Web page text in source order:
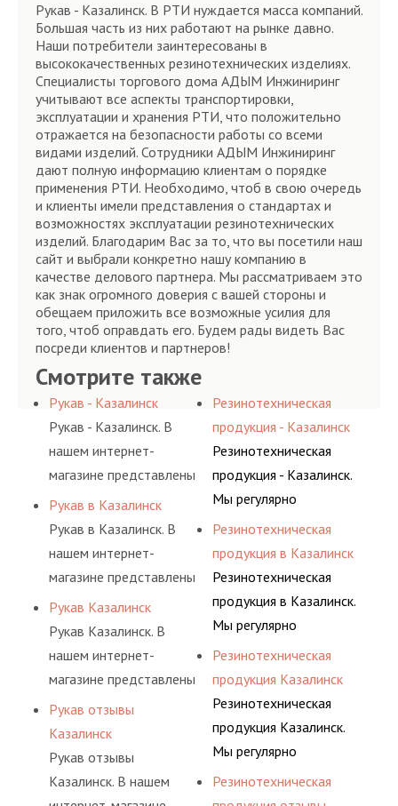
Рукав - Казалинск. В РТИ нуждается масса компаний.
Большая часть из них работают на рынке давно.
Наши потребители заинтересованы в
высококачественных резинотехнических изделиях.
Специалисты торгового дома АДЫМ Инжиниринг
учитывают все аспекты транспортировки,
эксплуатации и хранения РТИ, что положительно
отражается на безопасности работы со всеми
видами изделий. Сотрудники АДЫМ Инжиниринг
дают полную информацию клиентам о порядке
применения РТИ. Необходимо, чтоб в свою очередь
и клиенты имели представления о стандартах и
возможностях эксплуатации резинотехнических
изделий. Благодарим Вас за то, что вы посетили наш
сайт и выбрали конкретно нашу компанию в
качестве делового партнера. Мы рассматриваем это
как знак огромного доверия с вашей стороны и
обещаем приложить все возможные усилия для
того, чтоб оправдать его. Будем рады видеть Вас
посреди клиентов и партнеров!
Смотрите также
Рукав - Казалинск
Рукав - Казалинск. В
нашем интернет-
магазине представлены
разные варианты
шлангов, рукавов и
других
резинотехнических
соответствующих
ГОСТам, техническим
условиям и нормативам.
Рукав в Казалинск
Рукав в Казалинск. В
нашем интернет-
магазине представлены
разные варианты
шлангов, рукавов и
других
резинотехнических
соответствующих
условиям и нормативам.
Рукав Казалинск
Рукав Казалинск. В
нашем интернет-
магазине представлены
разные варианты
шлангов, рукавов и
других
резинотехнических
изделий,
Рукав отзывы
Казалинск
Рукав отзывы
Казалинск. В нашем
Резинотехническая
продукция - Казалинск
Резинотехническая
продукция - Казалинск.
Мы регулярно
консультируем своих
покупателей, и
помогаем им
действительно сделать
осознанный выбор,
делаем это полностью
Резинотехническая
продукция в Казалинск
Резинотехническая
продукция в Казалинск.
Мы регулярно
консультируем своих
покупателей, и
помогаем им
действительно сделать
осознанный выбор,
Резинотехническая
продукция Казалинск
Резинотехническая
продукция Казалинск.
Мы регулярно
консультируем своих
покупателей, и
Резинотехническая